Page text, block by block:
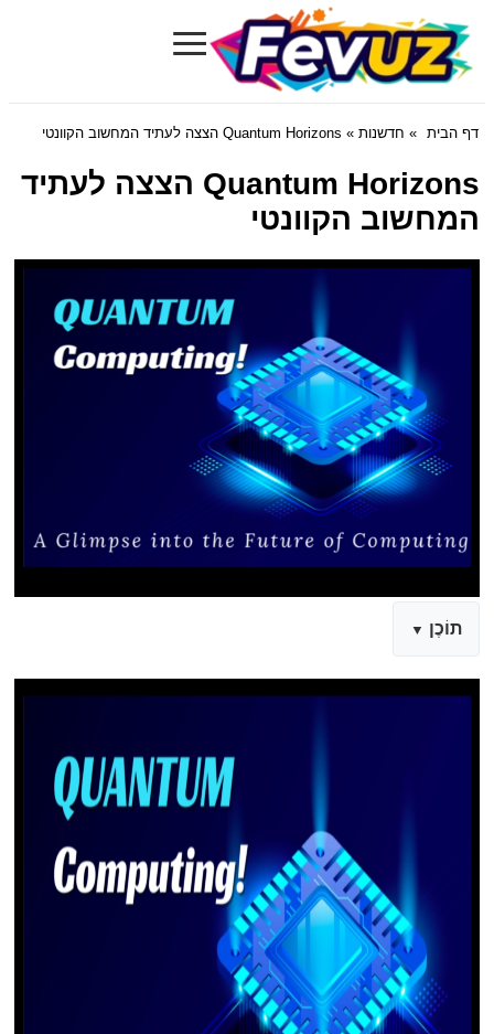
Fevuz.com
≡
דף הבית » חדשנות » Quantum Horizons הצצה לעתיד המחשוב הקוונטי
Quantum Horizons הצצה לעתיד
המחשוב הקוונטי
תוֹכֶן